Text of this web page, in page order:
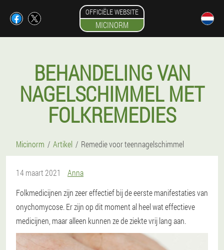
OFFICIËLE WEBSITE
MICINORM
BEHANDELING VAN
NAGELSCHIMMEL MET
FOLKREMEDIES
Micinorm Artikel Remedie voor teennagelschimmel
14 maart 2021
Anna
Folkmedicijnen zijn zeer effectief bij de eerste manifestaties van
onychomycose. Er zijn op dit moment al heel wat effectieve
medicijnen, maar alleen kunnen ze de ziekte vrij lang aan.